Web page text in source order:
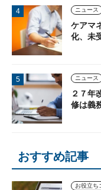
ニュース
ケアマ
化、未
ニュース
２７年
修は義
おすすめ記事